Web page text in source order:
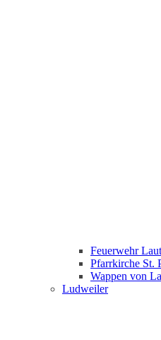
Feuerwehr
Pfarrkirche St.
Wappen von
Ludweiler